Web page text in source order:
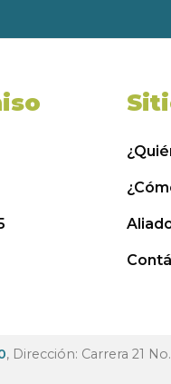
, Dirección: Carrera 21